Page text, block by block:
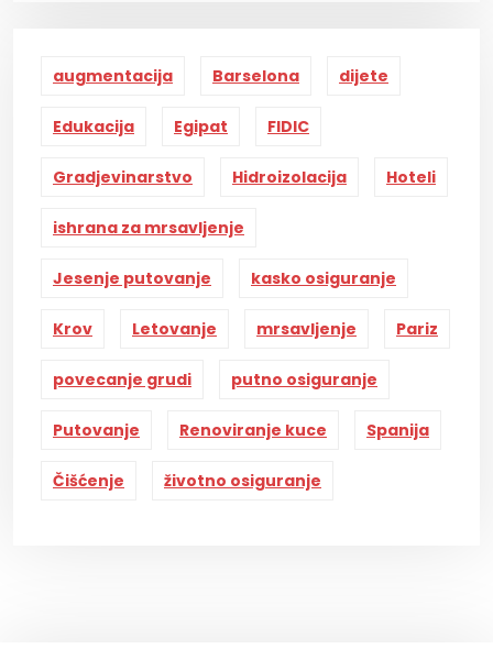
augmentacija Barselona dijete
Edukacija Egipat FIDIC
Gradjevinarstvo Hidroizolacija Hoteli
ishrana za mrsavljenje
Jesenje putovanje kasko osiguranje
Krov Letovanje mrsavljenje Pariz
povecanje grudi putno osiguranje
Putovanje Renoviranje kuce Spanija
Čišćenje životno osiguranje